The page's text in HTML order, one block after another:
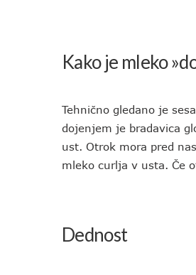
Kako je mleko
Tehnično gledano je
dojenjem je bradavica
ust. Otrok mora pred
mleko curlja v usta. Če
Dednost